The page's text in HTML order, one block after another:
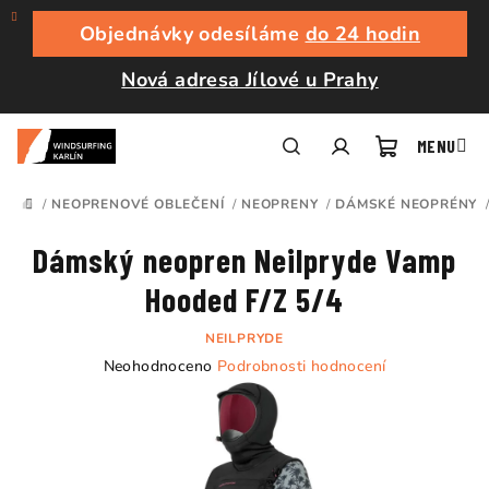
Přejít
obsah
Objednávky odesíláme do 24 hodin
Nová adresa Jílové u Prahy
košík
DOMŮ
/ NEOPRENOVÉ OBLEČENÍ / NEOPRENY / DÁMSKÉ NEOPRÉNY /
Dámský neopren Neilpryde Vamp
Hooded F/Z 5/4
NEILPRYDE
Průměrné
Neohodnoceno Podrobnosti hodnocení